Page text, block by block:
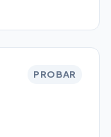
PROBAR